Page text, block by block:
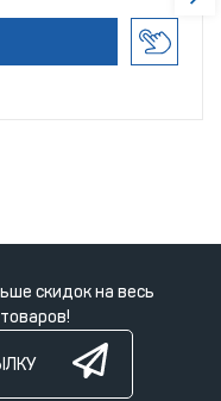
скидок на весь